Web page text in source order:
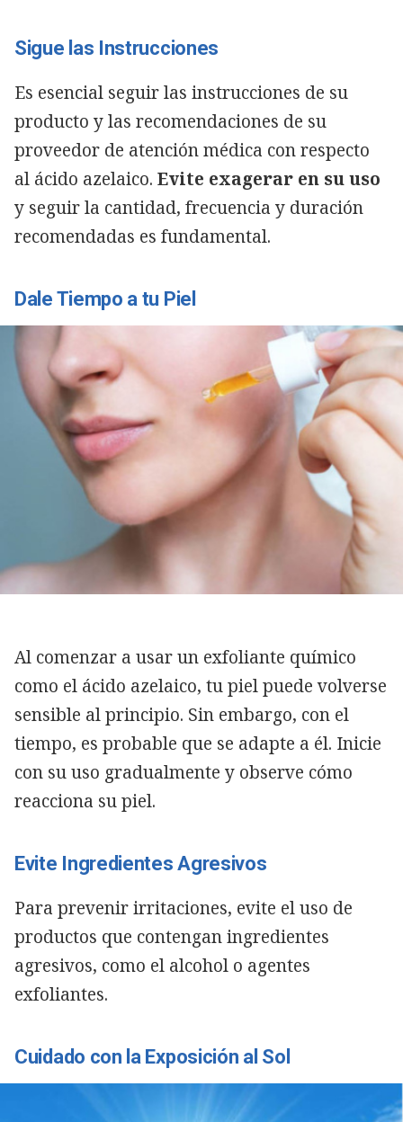
Sigue las Instrucciones
Es esencial seguir las instrucciones de su
producto y las recomendaciones de su
proveedor de atención médica con respecto
al ácido azelaico. Evite exagerar en su uso
y seguir la cantidad, frecuencia y duración
recomendadas es fundamental.
Dale Tiempo a tu Piel
Al comenzar a usar un exfoliante químico
como el ácido azelaico, tu piel puede volverse
sensible al principio. Sin embargo, con el
tiempo, es probable que se adapte a él. Inicie
con su uso gradualmente y observe cómo
reacciona su piel.
Evite Ingredientes Agresivos
Para prevenir irritaciones, evite el uso de
productos que contengan ingredientes
agresivos, como el alcohol o agentes
exfoliantes.
Cuidado con la Exposición al Sol